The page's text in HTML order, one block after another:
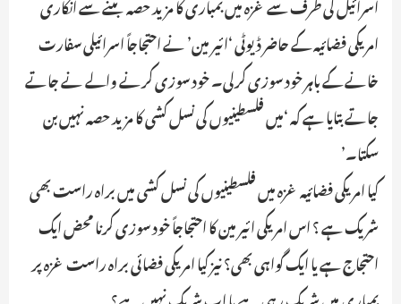
امریکی فضائیہ کے حاضر ڈیوٹی ‘ائیر مین’ نے احتجاجاً اسرائیلی سفارت
خانے کے باہر خود سوزی کرلی۔ خود سوزی کرنے والے نے جاتے
جاتے بتایا ہے کہ ‘میں فلسطینیوں کی نسل کشی کا مزید حصہ نہیں بن
سکتا۔’
کیا امریکی فضائیہ غزہ میں فلسطینیوں کی نسل کشی میں براہ راست بھی
شریک ہے ؟ اس امریکی ائیر مین کا احتجاجاً خود سوزی کرنا محض ایک
احتجاج ہے یا ایک گواہی بھی؟ نیز کیا امریکی فضائی براہ راست غزہ پر